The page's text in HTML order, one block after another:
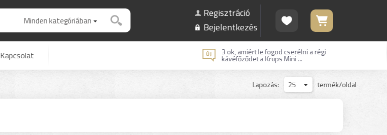
Minden kategóriában
Regisztráció
Bejelentkezés
Kapcsolat 3 ok, amiért le fogod cserélni a régi
kávéfőződet a Krups Mini ...
termék/oldal
25
Lapozás: